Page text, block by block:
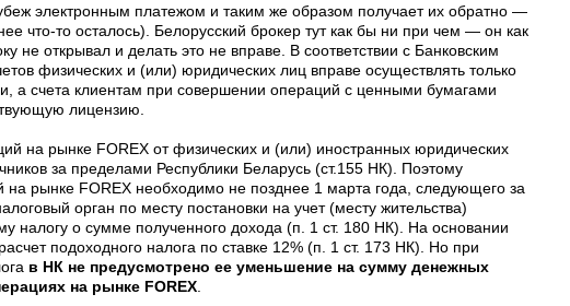
электронным платежом и таким же образом получает их обратно —
что-то осталось). Белорусский брокер тут как бы ни при чем — он как
не открывал и делать это не вправе. В соответствии с Банковским
физических и (или) юридических лиц вправе осуществлять только
а счета клиентам при совершении операций с ценными бумагами
лицензию.
на рынке FOREX от физических и (или) иностранных юридических
за пределами Республики Беларусь (ст.155 НК). Поэтому
рынке FOREX необходимо не позднее 1 марта года, следующего за
орган по месту постановки на учет (месту жительства)
налогу о сумме полученного дохода (п. 1 ст. 180 НК). На основании
подоходного налога по ставке 12% (п. 1 ст. 173 НК). Но при
в НК не предусмотрено ее уменьшение на сумму денежных
на рынке FOREX